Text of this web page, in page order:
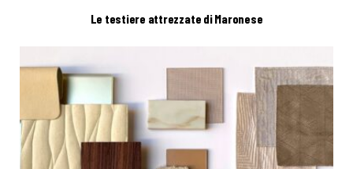
Le testiere attrezzate di Maronese